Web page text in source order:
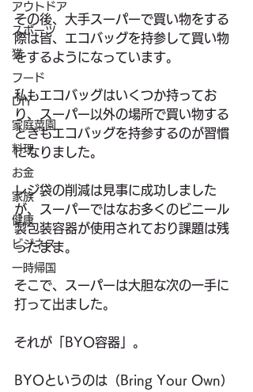
アウトドア
スポーツ
猫
フード
DIY
家庭菜園
料理
お金
家族
健康
ビジネス
一時帰国
その後、大手スーパーで買い物をする
際は皆、エコバッグを持参して買い物
をするようになっています。
私もエコバッグはいくつか持ってお
り、スーパー以外の場所で買い物する
ときもエコバッグを持参するのが習慣
になりました。
レジ袋の削減は見事に成功しました
が、スーパーではなお多くのビニール
製包装容器が使用されており課題は残
ったまま。
そこで、スーパーは大胆な次の一手に
打って出ました。
それが「BYO容器」。
BYOというのは（Bring Your Own）